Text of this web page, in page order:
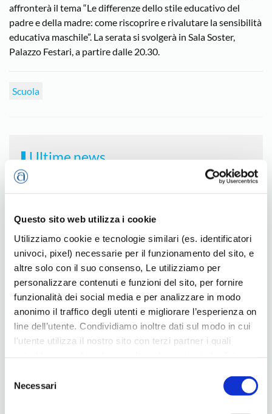
Questo sito web utilizza i cookie
Utilizziamo cookie e tecnologie similari (es. identificatori
univoci, pixel) necessarie per il funzionamento del sito, e
altre solo con il suo consenso, Le utilizziamo per
personalizzare contenuti e funzioni del sito, per fornire
funzionalità dei social media e per analizzare in modo
anonimo il traffico degli utenti e migliorare l’esperienza on
line dell’utente. Condividiamo inoltre dati sul modo in cui
l'utente utilizza il nostro sito con terzi partner i quali
loro servizi, per finalità pubblicitarie creando elenchi di
segmenti di pubblico per fornire annunci sui social media
delNecessari
affronterà il tema “Le differenze dello stile educativo del
padre e della madre: come riscoprire e rivalutare la sensibilità
educativa maschile”. La serata si svolgerà in Sala Soster,
Palazzo Festari, a partire dalle 20.30.
Scuola
Ultime news
Bassano, versione Plus della Scuola per Genitori
8 Gennaio 2026